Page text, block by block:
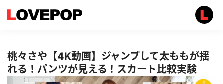
桃々さや【4K動画】ジャンプして太ももが揺
れる！パンツが見える！スカート比較実験